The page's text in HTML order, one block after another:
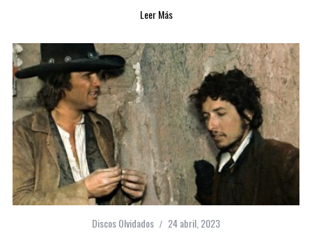
Leer Más
Discos Olvidados 24 abril, 2023